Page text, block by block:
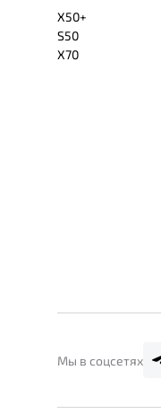
X50+
S50
X70
Мы в соцсетях